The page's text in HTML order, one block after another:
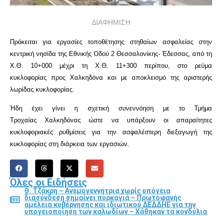
ΔΙΑΦΗΜΙΣΗ
Πρόκειται για εργασίες τοποθέτησης στηθαίων ασφαλείας στην
κεντρική νησίδα της Εθνικής Οδού 2 Θεσσαλονίκης- Έδεσσας, από τη
Χ.Θ. 10+000 μέχρι τη Χ.Θ. 11+300 περίπου, στο ρεύμα
κυκλοφορίας προς Χαλκηδόνα και με αποκλεισμό της αριστερής
λωρίδας κυκλοφορίας.
Ήδη έχει γίνει η σχετική συνεννόηση με το Τμήμα
ΤροχαίαςΧαλκηδόναςώστε να υπάρξουν οι απαραίτητες
κυκλοφοριακές ρυθμίσεις για την ασφαλέστερη διεξαγωγή της
κυκλοφορίας στη διάρκεια των εργασιών.
Όλες οι Ειδήσεις
Θ. Τζάκρη – Ανεμογεννήτρια χωρίς υπόγεια
διασύνδεση σημαίνει πυρκαγιά – Πρωτοφανής
αμέλεια κυβέρνησης και ιδιωτικού ΔΕΔΔΗΕ για την
υπογειοποίηση των καλωδίων – Χάθηκαν τα κονδύλια